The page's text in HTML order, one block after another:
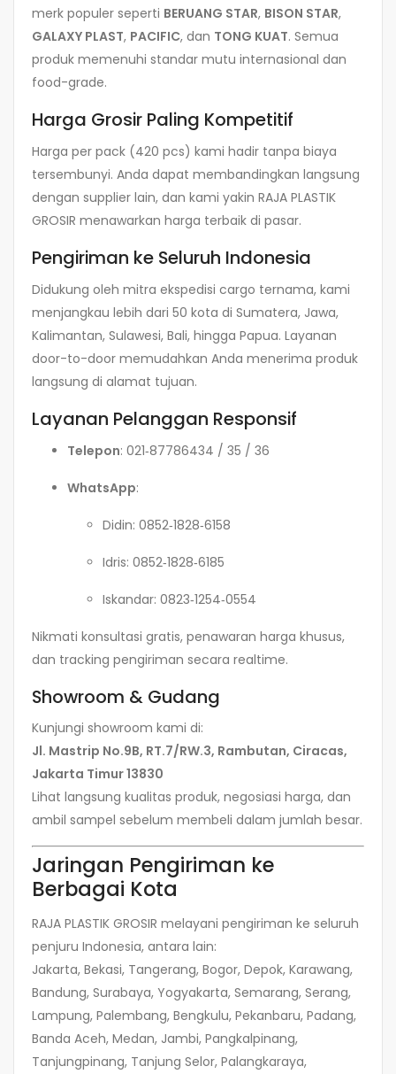
merk populer seperti BERUANG STAR, BISON STAR,
GALAXY PLAST, PACIFIC, dan TONG KUAT. Semua
produk memenuhi standar mutu internasional dan
food-grade.
Harga Grosir Paling Kompetitif
Harga per pack (420 pcs) kami hadir tanpa biaya
tersembunyi. Anda dapat membandingkan langsung
dengan supplier lain, dan kami yakin RAJA PLASTIK
GROSIR menawarkan harga terbaik di pasar.
Pengiriman ke Seluruh Indonesia
Didukung oleh mitra ekspedisi cargo ternama, kami
menjangkau lebih dari 50 kota di Sumatera, Jawa,
Kalimantan, Sulawesi, Bali, hingga Papua. Layanan
door-to-door memudahkan Anda menerima produk
langsung di alamat tujuan.
Layanan Pelanggan Responsif
Telepon: 021‑87786434 / 35 / 36
WhatsApp:
Didin: 0852‑1828‑6158
Idris: 0852‑1828‑6185
Iskandar: 0823‑1254‑0554
Nikmati konsultasi gratis, penawaran harga khusus,
dan tracking pengiriman secara realtime.
Showroom & Gudang
Kunjungi showroom kami di:
Jl. Mastrip No.9B, RT.7/RW.3, Rambutan, Ciracas,
Jakarta Timur 13830
Lihat langsung kualitas produk, negosiasi harga, dan
ambil sampel sebelum membeli dalam jumlah besar.
Jaringan Pengiriman ke
Berbagai Kota
RAJA PLASTIK GROSIR melayani pengiriman ke seluruh
penjuru Indonesia, antara lain:
Jakarta, Bekasi, Tangerang, Bogor, Depok, Karawang,
Bandung, Surabaya, Yogyakarta, Semarang, Serang,
Lampung, Palembang, Bengkulu, Pekanbaru, Padang,
Banda Aceh, Medan, Jambi, Pangkalpinang,
Tanjungpinang, Tanjung Selor, Palangkaraya,